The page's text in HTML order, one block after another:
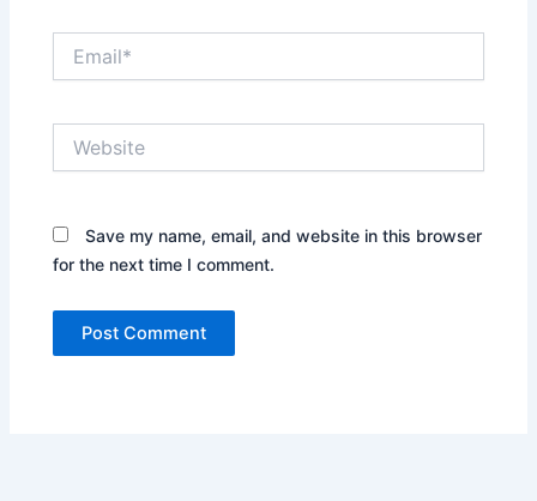
Save my name, email, and website in this browser
for the next time I comment.